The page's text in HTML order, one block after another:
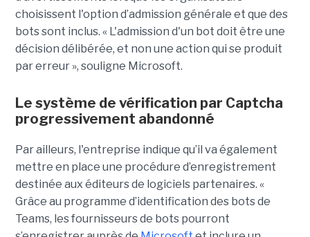
choisissent l'option d’admission générale et que des
bots sont inclus. « L'admission d'un bot doit être une
décision délibérée, et non une action qui se produit
par erreur », souligne Microsoft.
Le système de vérification par Captcha
progressivement abandonné
Par ailleurs, l'entreprise indique qu’il va également
mettre en place une procédure d’enregistrement
destinée aux éditeurs de logiciels partenaires. «
Grâce au programme d’identification des bots de
Teams, les fournisseurs de bots pourront